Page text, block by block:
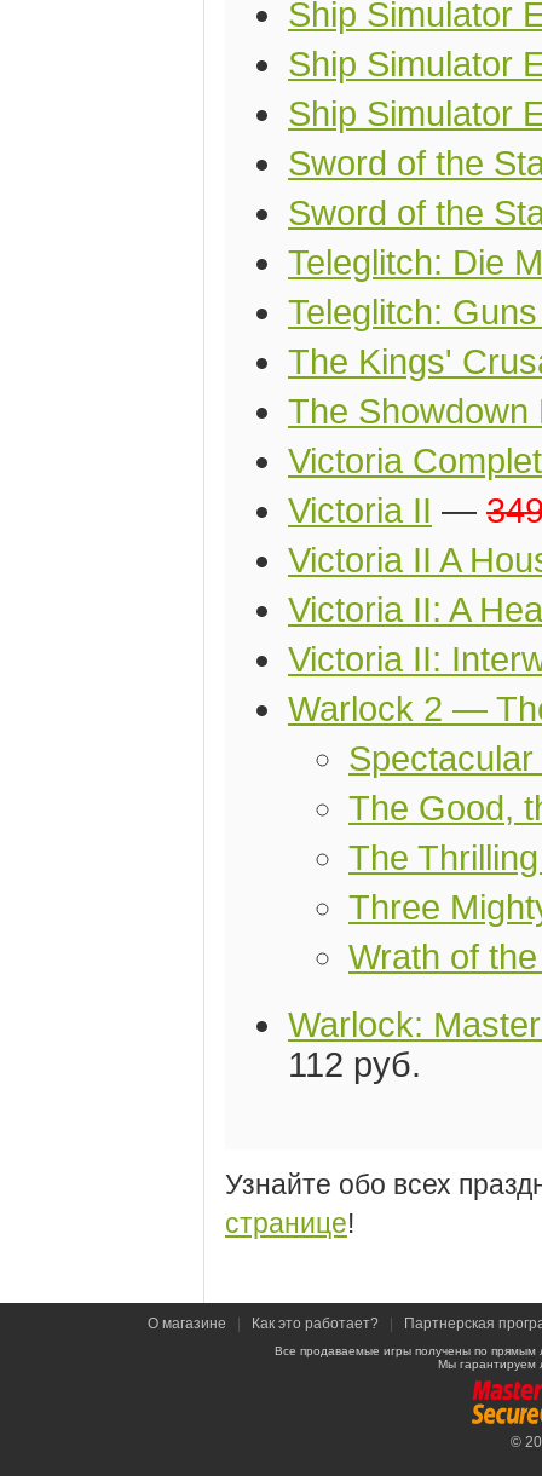
Ship Simulator
Ship Simulator
Ship Simulator
Sword of the
Sword of the
Teleglitch: Die
Teleglitch:
The Kings'
The Showdown
Victoria
Victoria II —
Victoria II A
Victoria II: A
Victoria II:
Warlock 2 —
The Good,
The
Three
Wrath of
Warlock:
112 руб.
Узнайте обо всех
странице!
О магазине Как это работает? Партнерская
Все продаваемые игры получены по
Мы гарантируем
©